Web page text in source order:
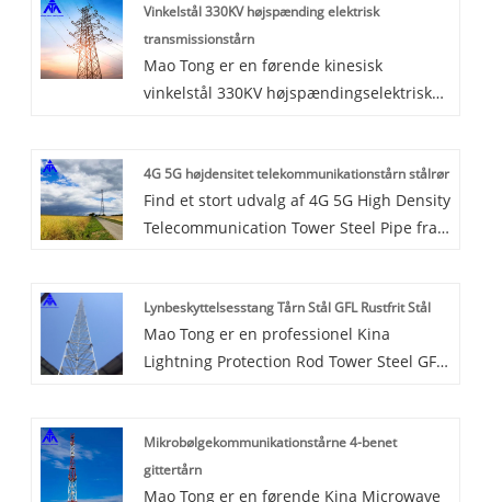
Vinkelstål 330KV højspænding elektrisk
transmissionstårn
Mao Tong er en førende kinesisk
vinkelstål 330KV højspændingselektrisk
Vinkelståltårn, firsidet truss struktur
transmissionslinjetårn, bruger Q345B
Q235 højkvalitetsstål som
4G 5G højdensitet telekommunikationstårn stålrør
Find et stort udvalg af 4G 5G High Density
Telecommunication Tower Steel Pipe fra
stålkomponenter som tårnhus, platform,
lynafleder, klatrestige og antennestøtte,
og er behandlet med varmgalvanisering
Lynbeskyttelsesstang Tårn Stål GFL Rustfrit Stål
Mao Tong er en professionel Kina
Lightning Protection Rod Tower Steel GFL
vinkelstål, stålrør som materiale af pylon,
som har en lille
Mikrobølgekommunikationstårne ​​4-benet
gittertårn
Mao Tong er en førende Kina Microwave